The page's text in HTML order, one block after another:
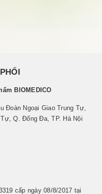
BIOMEDICO
Đoàn Ngoại Giao Trung Tự,
Q. Đống Đa, TP. Hà Nội
cấp ngày 08/8/2017 tại